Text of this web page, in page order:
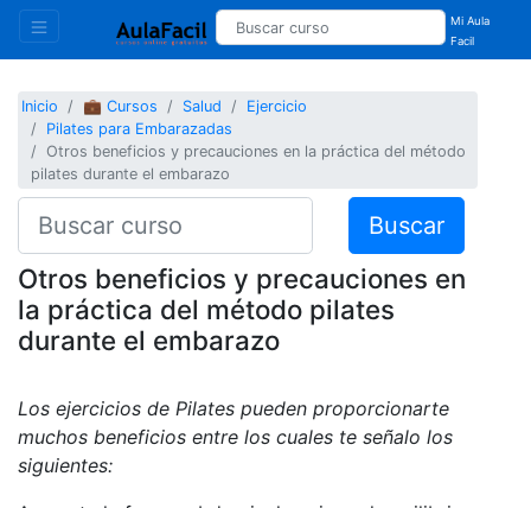
Mi Aula
Facil
Inicio 💼 Cursos Salud
Ejercicio
Pilates para Embarazadas
Otros beneficios y precauciones en la práctica del método
pilates durante el embarazo
Buscar
Otros beneficios y precauciones en
la práctica del método pilates
durante el embarazo
Los ejercicios de Pilates pueden proporcionarte
muchos beneficios entre los cuales te señalo los
siguientes: